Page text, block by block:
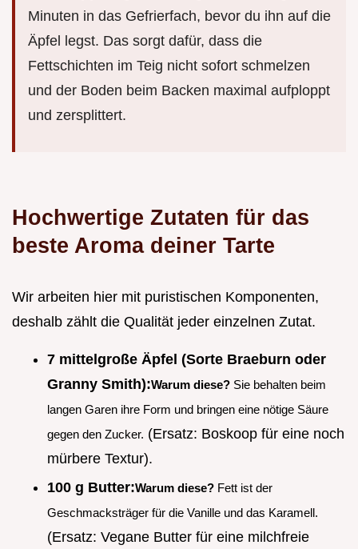
Minuten in das Gefrierfach, bevor du ihn auf die
Äpfel legst. Das sorgt dafür, dass die
Fettschichten im Teig nicht sofort schmelzen
und der Boden beim Backen maximal aufploppt
und zersplittert.
Hochwertige Zutaten für das
beste Aroma deiner Tarte
Wir arbeiten hier mit puristischen Komponenten,
deshalb zählt die Qualität jeder einzelnen Zutat.
7 mittelgroße Äpfel (Sorte Braeburn oder
Granny Smith):Warum diese? Sie behalten beim
langen Garen ihre Form und bringen eine nötige Säure
gegen den Zucker. (Ersatz: Boskoop für eine noch
mürbere Textur).
100 g Butter:Warum diese? Fett ist der
Geschmacksträger für die Vanille und das Karamell.
(Ersatz: Vegane Butter für eine milchfreie